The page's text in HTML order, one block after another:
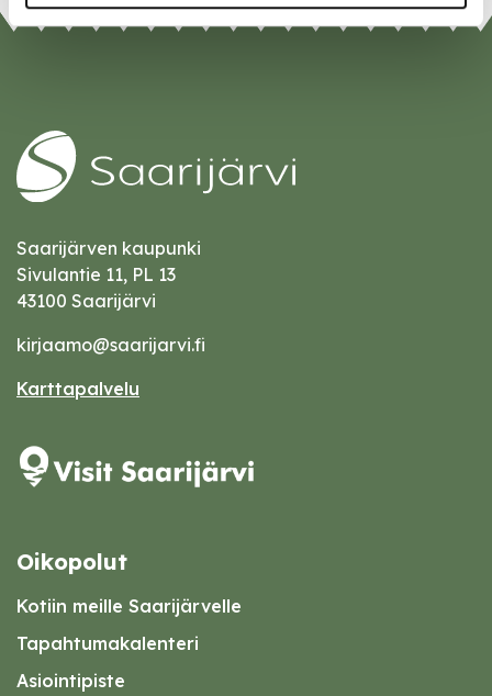
Saarijärven kaupunki
Sivulantie 11, PL 13
43100 Saarijärvi
kirjaamo@saarijarvi.fi
Karttapalvelu
Oikopolut
Kotiin meille Saarijärvelle
Tapahtumakalenteri
Asiointipiste